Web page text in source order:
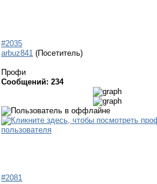
#2035
arbuz841 (Посетитель)
Профи
Сообщений: 234
#2081